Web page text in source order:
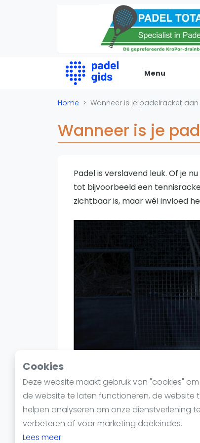
Cookies
Deze website maakt gebruik van "cookies" om
de website te laten functioneren, de website
helpen analyseren om onze dienstverlening te
verbeteren of voor marketing doeleindes.
Lees meer
Menu
De Padel Gids
Alle padel locaties
Padelwinkels
Banenbouwers
Reserveringssystemen
Toevoegen data
Home Wanneer is je padelracket
Wanneer is je
Padel is verslavend leuk. Of je
tot bijvoorbeeld een
zichtbaar is, maar wél invloed